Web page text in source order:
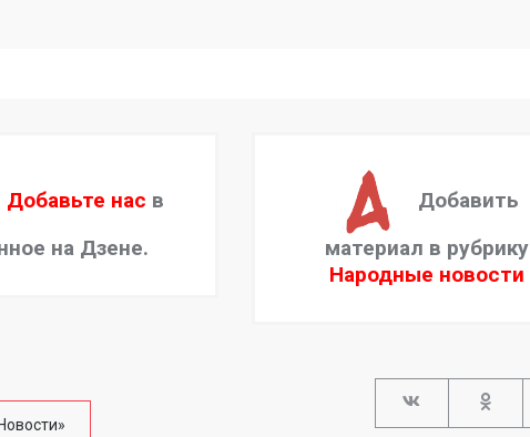
Добавьте нас в
на Дзене.
Добавить
материал в рубрику
Народные новости